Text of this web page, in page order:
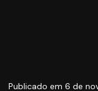
Publicado em 6 de